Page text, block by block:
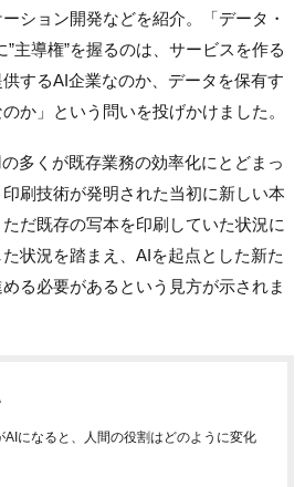
ション開発などを紹介。「データ・
主導権”を握るのは、サービスを作る
するAI企業なのか、データを保有す
か」という問いを投げかけました。
多くが既存業務の効率化にとどまっ
刷技術が発明された当初に新しい本
だ既存の写本を印刷していた状況に
状況を踏まえ、AIを起点とした新た
る必要があるという見方が示されま
AIになると、人間の役割はどのように変化